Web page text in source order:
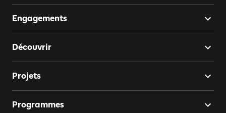
Engagements
Découvrir
Projets
Programmes